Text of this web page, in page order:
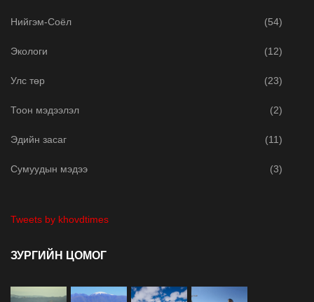
Нийгэм-Соёл (54)
Экологи (12)
Улс төр (23)
Тоон мэдээлэл (2)
Эдийн засаг (11)
Сумуудын мэдээ (3)
Tweets by khovdtimes
ЗУРГИЙН ЦОМОГ